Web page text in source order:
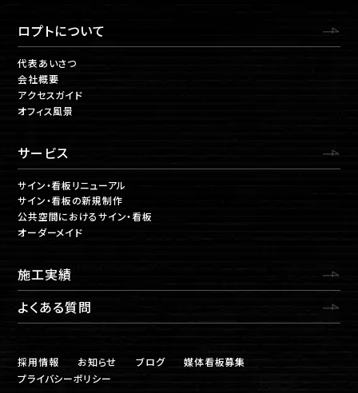
ロプトについて
代表あいさつ
会社概要
アクセスガイド
オフィス風景
サービス
サイン・看板リニューアル
サイン・看板の新規制作
公共空間におけるサイン・看板
オーダーメイド
施工実績
よくある質問
採用情報 お知らせ ブログ
媒体看板募集
プライバシーポリシー